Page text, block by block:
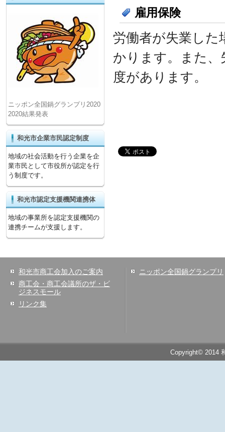
雇用保険
労働者が失業した
かります。また、
度があります。
ニッポン全国鍋グランプリ2020
2020結果発表
和光市企業市民認定制度
地域の社会活動を行う企業を企
業市民として市役所が認定を行
う制度です。
和光市認定支援機関連携体
地域の事業所を認定支援機関の
連携チームが支援します。
和光市商工会加入のご案内
商工会・商工会議所のザ・ビ
ジネスモール
リンク集
ニッポン全国鍋グランプリ
Copyright© 2014